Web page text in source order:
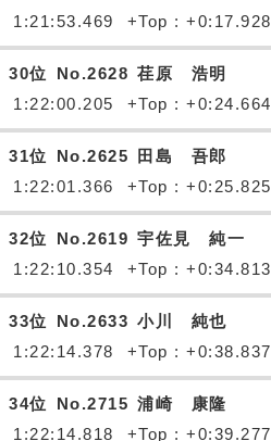
1:21:53.469
+Top : +0:17.928
30位 No.2628 荏原 浩明
1:22:00.205
+Top : +0:24.664
31位 No.2625
田島 吾郎
1:22:01.366
+Top : +0:25.825
32位 No.2619 宇佐見 純一
1:22:10.354
+Top : +0:34.813
33位 No.2633 小川 純也
1:22:14.378
+Top : +0:38.837
34位 No.2715 浦崎 康隆
1:22:14.818
+Top : +0:39.277